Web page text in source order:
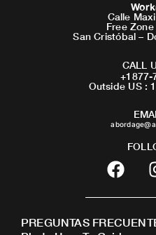
Calle
Free
San Cristóbal –
CALL
+1877-
Outside US :
F
a
c
b
PREGUNTAS